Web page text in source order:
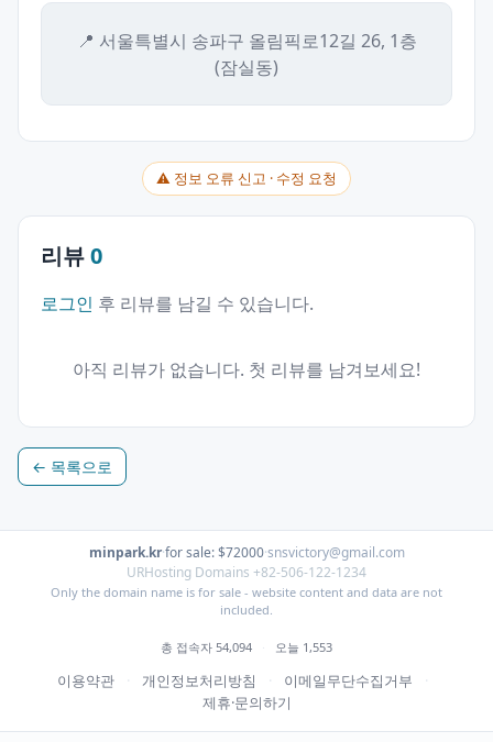
📍 서울특별시 송파구 올림픽로12길 26, 1층
(잠실동)
⚠ 정보 오류 신고 · 수정 요청
리뷰0
로그인 후 리뷰를 남길 수 있습니다.
아직 리뷰가 없습니다. 첫 리뷰를 남겨보세요!
← 목록으로
minpark.kr·for sale: $72000·snsvictory@gmail.com
URHosting Domains +82-506-122-1234
Only the domain name is for sale - website content and data are not
included.
총 접속자 54,094 · 오늘 1,553
이용약관 · 개인정보처리방침 · 이메일무단수집거부
·
제휴·문의하기